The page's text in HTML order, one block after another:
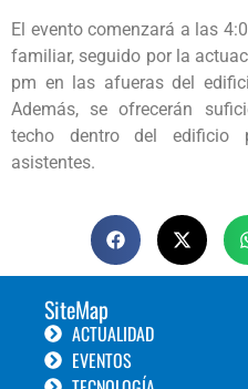
El evento comenzará a las
familiar, seguido por la
pm en las afueras del
Además, se ofrecerán
techo dentro del edificio
asistentes.
SiteMap
ACTUALIDAD
EVENTOS